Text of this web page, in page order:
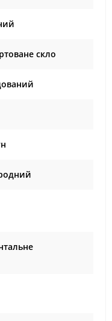
скло